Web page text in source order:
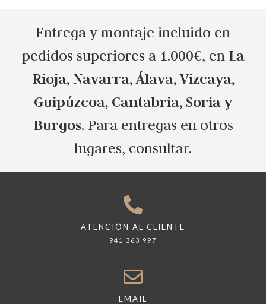
Entrega y montaje incluido en
pedidos superiores a 1.000€, en La
Rioja, Navarra, Álava, Vizcaya,
Guipúzcoa, Cantabria, Soria y
Burgos. Para entregas en otros
lugares, consultar.
ATENCIÓN AL CLIENTE
941 363 997
EMAIL